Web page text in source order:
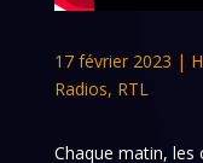
17 février 2023 |
Radios, RTL
Chaque matin, les